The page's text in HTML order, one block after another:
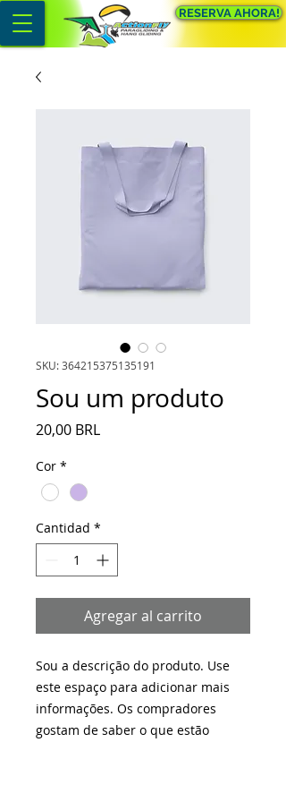
RESERVA AHORA!
SKU: 364215375135191
Sou um produto
20,00 BRLPrecio
Cor *
Cantidad *
Agregar al carrito
Sou a descrição do produto. Use
este espaço para adicionar mais
informações. Os compradores
gostam de saber o que estão